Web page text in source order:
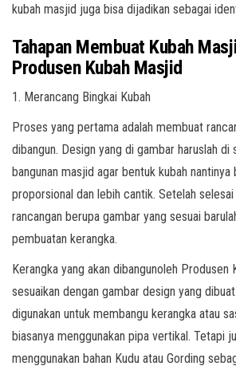
kubah masjid juga bisa dijadikan sebagai
Tahapan Membuat Kubah
Produsen Kubah Masjid
1. Merancang Bingkai Kubah
Proses yang pertama adalah membuat
dibangun. Design yang di gambar haruslah di
bangunan masjid agar bentuk kubah
proporsional dan lebih cantik. Setelah
rancangan berupa gambar yang sesuai
pembuatan kerangka.
Kerangka yang akan dibangunoleh Produsen
sesuaikan dengan gambar design yang
digunakan untuk membangu kerangka atau
biasanya menggunakan pipa vertikal. Tetapi
menggunakan bahan Kudu atau Gording